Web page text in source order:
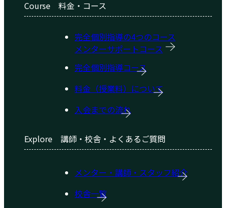
Course 料金・コース
完全個別指導の4つのコース
メンターサポートコース
完全個別指導コース
料金（授業料）について
入会までの流れ
Explore 講師・校舎・よくあるご質問
メンター・講師・スタッフ紹介
校舎一覧